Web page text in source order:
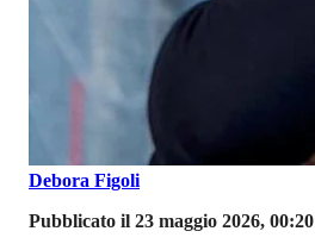
Debora Figoli
Pubblicato il 23 maggio 2026, 00:20